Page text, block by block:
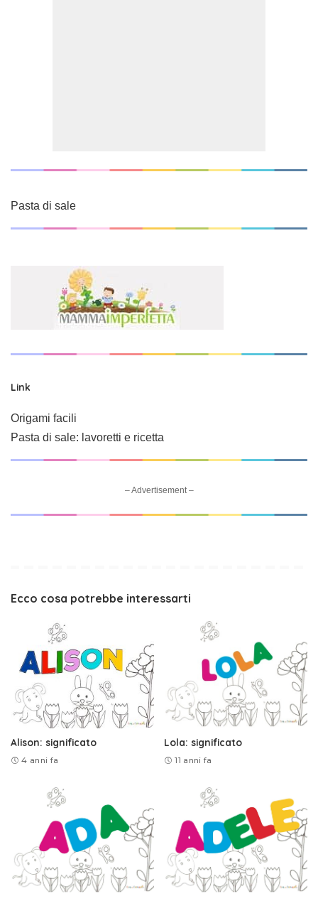
Pasta di sale
Link
Origami facili
Pasta di sale: lavoretti e ricetta
– Advertisement –
Ecco cosa potrebbe interessarti
Alison: significato
4 anni fa
Lola: significato
11 anni fa